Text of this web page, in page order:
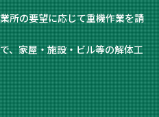
所の要望に応じて重機作業を請
、家屋・施設・ビル等の解体工